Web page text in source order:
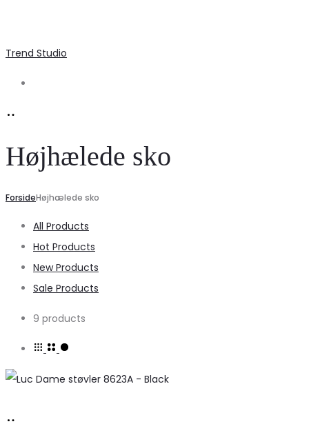
Trend Studio
Højhælede sko
ForsideHøjhælede sko
All Products
Hot Products
New Products
Sale Products
9 products